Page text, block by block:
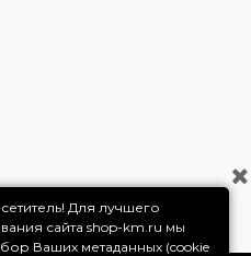
Для лучшего
сайта shop-km.ru мы
Ваших метаданных (cookie